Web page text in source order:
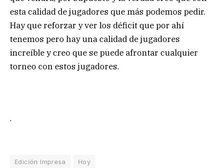
esta calidad de jugadores que más podemos pedir.
Hay que reforzar y ver los déficit que por ahí
tenemos pero hay una calidad de jugadores
increíble y creo que se puede afrontar cualquier
torneo con estos jugadores.
.
Edición Impresa Hoy